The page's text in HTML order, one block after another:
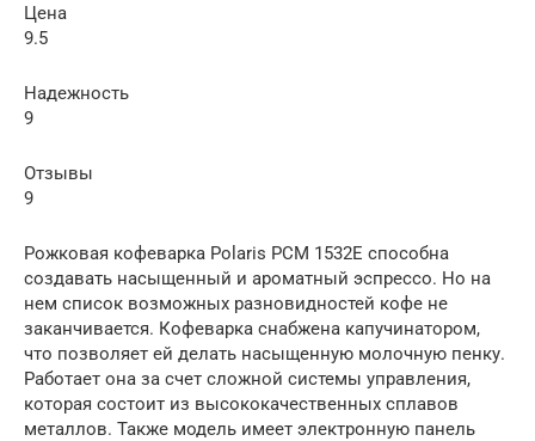
Цена
9.5
Надежность
9
Отзывы
9
Рожковая кофеварка Polaris PCM 1532E способна
создавать насыщенный и ароматный эспрессо. Но на
нем список возможных разновидностей кофе не
заканчивается. Кофеварка снабжена капучинатором,
что позволяет ей делать насыщенную молочную пенку.
Работает она за счет сложной системы управления,
которая состоит из высококачественных сплавов
металлов. Также модель имеет электронную панель